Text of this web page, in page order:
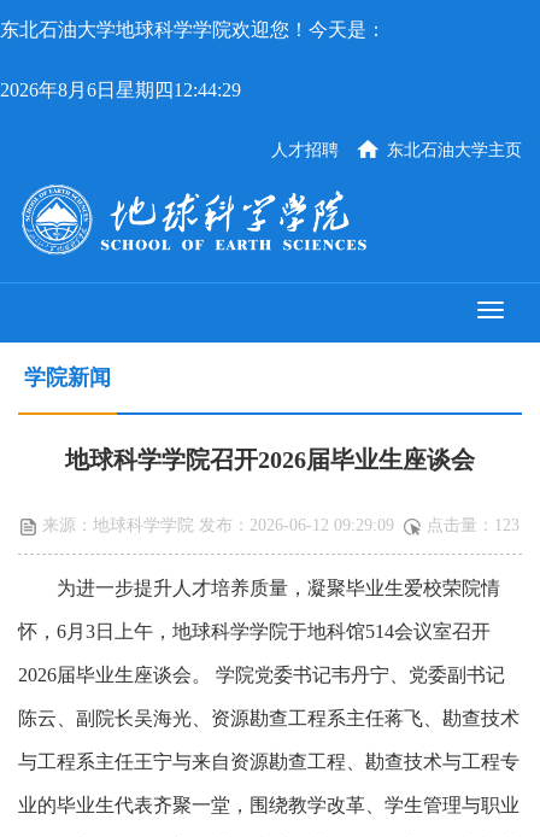
东北石油大学地球科学学院欢迎您！今天是：
2026年8月6日星期四12:44:30
东北石油大学主页
人才招聘
学院新闻
地球科学学院召开2026届毕业生座谈会
来源：地球科学学院 发布：2026-06-12 09:29:09 点击量： 123
为进一步提升人才培养质量，凝聚毕业生爱校荣院情
怀， 6月3日上午，地球科学学院于地科馆514会议室召开
2026届毕业生座谈会。‌ 学院党委书记韦丹宁、党委副书记
陈云、副院长吴海光、资源勘查工程系主任蒋飞、勘查技术
与工程系主任王宁与来自资源勘查工程、勘查技术与工程专
业的毕业生代表齐聚一堂，围绕教学改革、学生管理与职业